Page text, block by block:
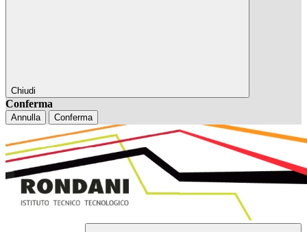
Chiudi
Conferma
Annulla Conferma